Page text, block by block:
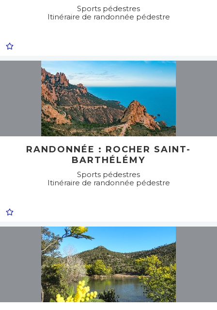
Sports pédestres
Itinéraire de randonnée pédestre
RANDONNÉE : ROCHER SAINT-
BARTHÉLÉMY
Sports pédestres
Itinéraire de randonnée pédestre